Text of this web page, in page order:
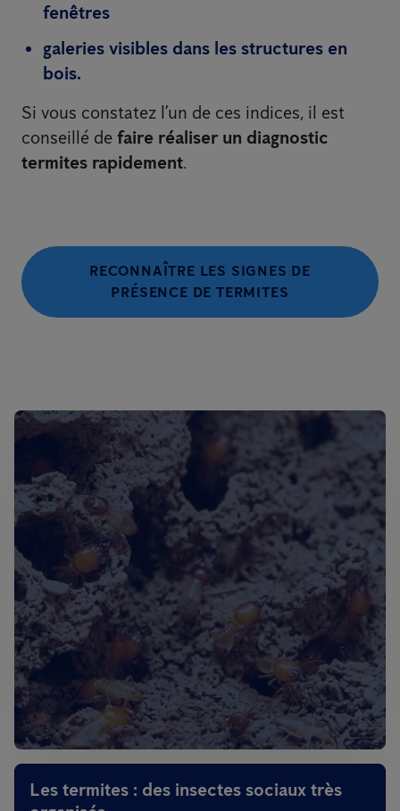
fenêtres
galeries visibles dans les structures en
bois.
Si vous constatez l’un de ces indices, il est
conseillé de faire réaliser un diagnostic
termites rapidement.
RECONNAÎTRE LES SIGNES DE
PRÉSENCE DE TERMITES
Les termites : des insectes sociaux très